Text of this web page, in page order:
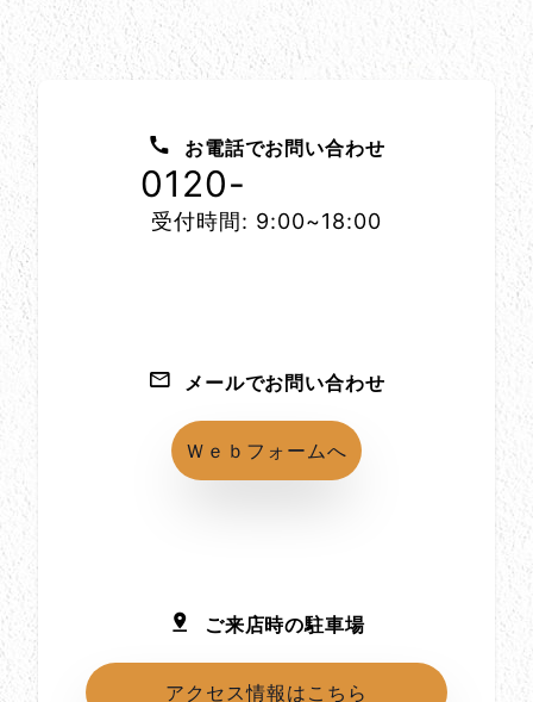
お電話でお問い合わせ
0120-
受付時間: 9:00~18:00
メールでお問い合わせ
Ｗｅｂフォームへ
ご来店時の駐車場
アクセス情報はこちら